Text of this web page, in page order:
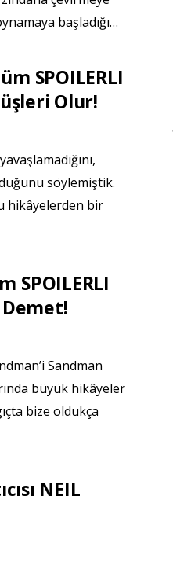
başladığı…
SPOILERLI
Olur!
söylemiştik.
hikâyelerden bir
SPOILERLI
Sandman
büyük hikâyeler
bize oldukça
NEIL